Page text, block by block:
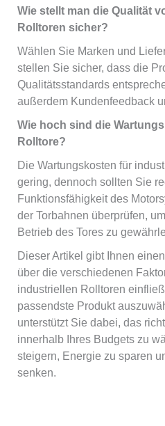
Wie stellt man die Qualität
Rolltoren sicher?
Wählen Sie Marken und
stellen Sie sicher, dass die
Qualitätsstandards
außerdem Kundenfeedback
Wie hoch sind die
Rolltore?
Die Wartungskosten für
gering, dennoch sollten Sie
Funktionsfähigkeit des
der Torbahnen überprüfen,
Betrieb des Tores zu
Dieser Artikel gibt Ihnen
über die verschiedenen
industriellen Rolltoren
passendste Produkt
unterstützt Sie dabei, das
innerhalb Ihres Budgets zu
steigern, Energie zu sparen
senken.